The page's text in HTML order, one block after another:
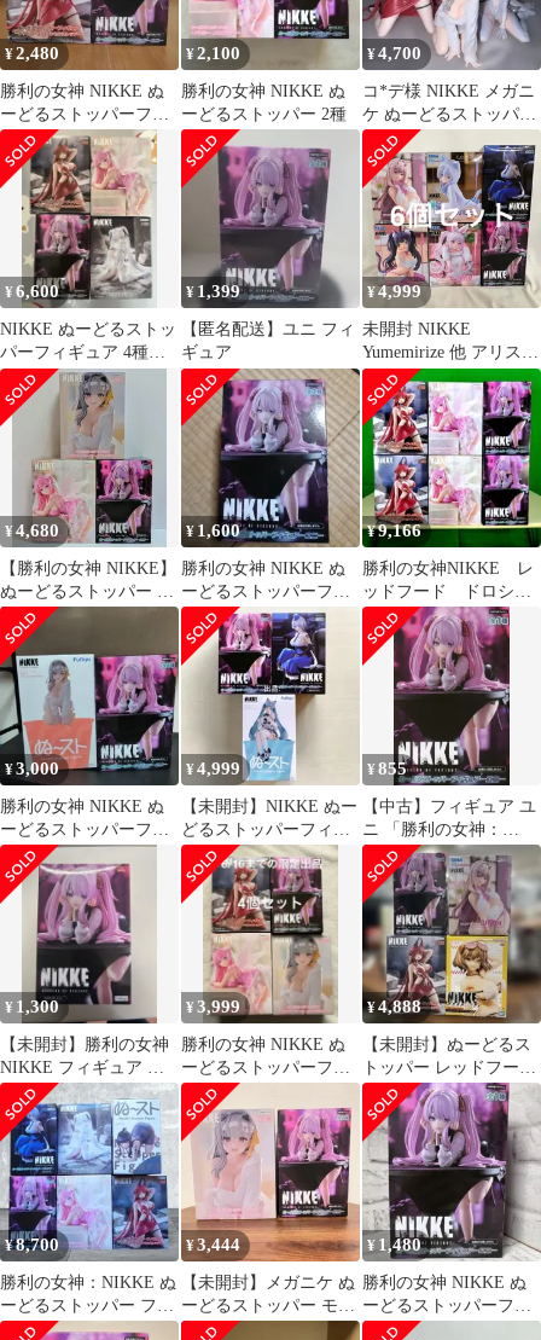
¥2,480
勝利の女神 NIKKE ぬ
ーどるストッパーフィ
ギュア レッドフード &
ユニ
¥2,100
勝利の女神 NIKKE ぬ
ーどるストッパー 2種
¥4,700
コ*デ様 NIKKE メガニ
ケ ぬーどるストッパー
5体セット
¥6,600
NIKKE ぬーどるストッ
パーフィギュア 4種セ
ット
¥ 1,399
【匿名配送】ユニ フィ
ギュア
¥4,999
未開封 NIKKE
Yumemirize 他 アリス
他 フィギュア 6個セッ
ト SF6850 c107
¥4,680
【勝利の女神 NIKKE】
ぬーどるストッパー モ
ダニア ドロシー ユニ
¥1,600
勝利の女神 NIKKE ぬ
ーどるストッパーフィ
ギュア ユニ
¥9,166
勝利の女神NIKKE レ
ッドフード ドロシ
ー ユニ ぬーどるス
トッパーフィギュア
¥3,000
勝利の女神 NIKKE ぬ
ーどるストッパーフィ
ギュア モダニア ユニ
¥4,999
【未開封】NIKKE ぬー
どるストッパーフィギ
ュア ユニ ブリッド プ
リバティ
¥855
【中古】フィギュア ユ
ニ 「勝利の女神：
NIKKE」 ぬーどるスト
ッパーフィギュア-ユ
ニ-
¥ 1,300
【未開封】勝利の女神
NIKKE フィギュア ユ
ニ ニケ フリュー プラ
イズ
¥3,999
勝利の女神 NIKKE ぬ
ーどるストッパーフィ
ギュア 4種セット
¥4,888
【未開封】ぬーどるス
トッパー レッドフード
ユニ アニス バイパー
セット
¥8,700
勝利の女神：NIKKE ぬ
ーどるストッパー フィ
ギュア 6種セット
¥3,444
【未開封】メガニケ ぬ
ーどるストッパー モダ
ニア ユニ 2種セット 勝
¥ 1,480
勝利の女神 NIKKE ぬ
ーどるストッパーフィ
ギュア ユニ 【新品未開